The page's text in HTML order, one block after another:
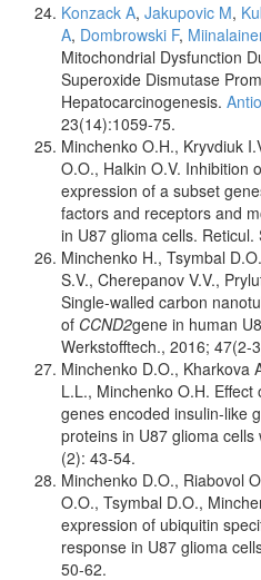
Konzack A, Jakupovic M,
A, Dombrowski F,
Mitochondrial Dysfunction
Superoxide Dismutase
Hepatocarcinogenesis.
23(14):1059-75.
Minchenko O.H., Kryvdiuk
O.O., Halkin O.V. Inhibition
expression of a subset
factors and receptors and
in U87 glioma cells.
Minchenko H., Tsymbal
S.V., Cherepanov V.V.,
Single-walled carbon
of CCND2gene in human
Werkstofftech., 2016; 47(2-
Minchenko D.O., Kharkova
L.L., Minchenko O.H.
genes encoded insulin-like
proteins in U87 glioma cells
(2): 43-54.
Minchenko D.O., Riabovol
O.O., Tsymbal D.O.,
expression of ubiquitin
response in U87 glioma
50-62.